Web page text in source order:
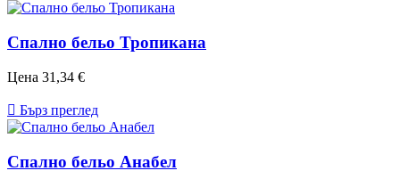
Спално бельо Тропикана
Цена 31,34 €
 Бърз преглед
Спално бельо Анабел